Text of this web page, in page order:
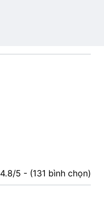
4.8/5 - (131 bình chọn)